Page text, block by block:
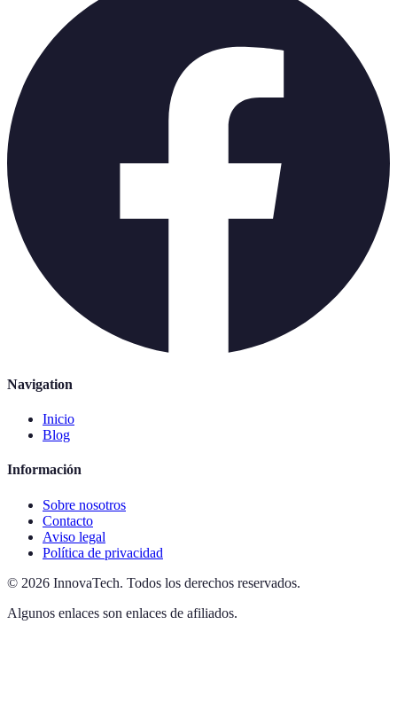
Navigation
Inicio
Blog
Información
Sobre nosotros
Contacto
Aviso legal
Política de privacidad
© 2026 InnovaTech. Todos los derechos reservados.
Algunos enlaces son enlaces de afiliados.